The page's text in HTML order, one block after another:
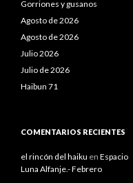
Gorriones y gusanos
Agosto de 2026
Agosto de 2026
Julio 2026
Julio de 2026
Haibun 71
COMENTARIOS RECIENTES
el rincón del haiku en Espacio
Luna Alfanje.- Febrero